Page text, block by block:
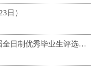
日）
中美物流研究院2025届全日制优秀毕业生评选公示